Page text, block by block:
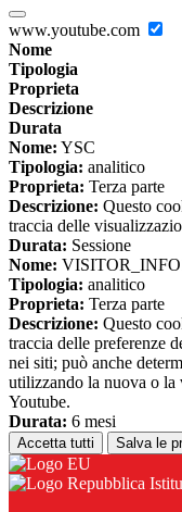
www.youtube.com
Nome
Tipologia
Proprieta
Descrizione
Durata
Nome: YSC
Tipologia: analitico
Proprieta: Terza parte
Descrizione: Questo
traccia delle
Durata: Sessione
Nome:
Tipologia: analitico
Proprieta: Terza parte
Descrizione: Questo
traccia delle preferenze
nei siti; può anche
utilizzando la nuova o la
Youtube.
Durata: 6 mesi
Accetta tutti Salva le